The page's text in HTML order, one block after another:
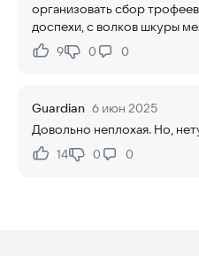
организовать сбор
доспехи, с волков шкуры
Нравится:
9Не нравится:
0 0
Guardian 6 июн 2025
Довольно неплохая. Но,
Нравится:
14Не нравится:
0 0